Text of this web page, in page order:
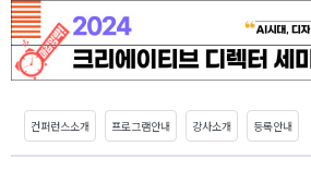
컨퍼런스소개 프로그램안내 강사소개 등록안내